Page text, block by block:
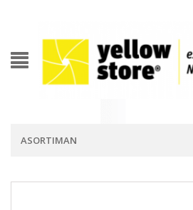
ASORTIMAN